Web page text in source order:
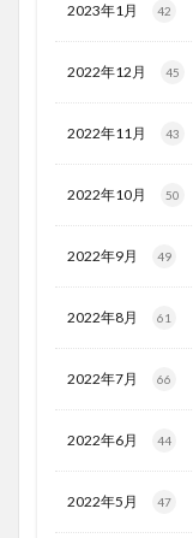
2023年1月 42
2022年12月 45
2022年11月 43
2022年10月 50
2022年9月 49
2022年8月 61
2022年7月 66
2022年6月 44
2022年5月 47